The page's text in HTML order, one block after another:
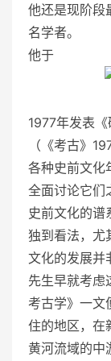
他还是现阶段
名学者。
他于
1977年发表
（《考古》
各种史前文化
全面讨论它们
史前文化的谱
独到看法，尤
文化的发展并
先生早就考虑
考古学》一文
住的地区，在
黄河流域的中